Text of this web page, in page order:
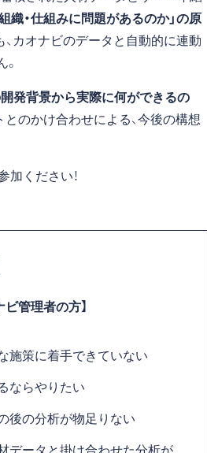
織・仕組みに問題があるのか」の原
カオナビのデータと自動的に連動
開発背景から実際に何ができるの
のかけ合わせによる、今後の構想
加ください！
管理者の方】
施策に着手できていない
ならやりたい
後の分析が物足りない